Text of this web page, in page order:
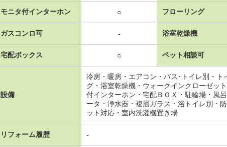
モニタ付インターホン ○ フローリング
ガスコンロ可 - 浴室乾燥機
宅配ボックス ○ ペット相談可
設備
冷房・暖房・エアコン・バス･トイレ別・
グ・浴室乾燥機・ウォークインクローゼッ
付インターホン・宅配ＢＯＸ・駐輪場・風
ータ・浄水器・複層ガラス・浴トイレ別・
ット対応・室内洗濯機置き場
リフォーム履歴 -